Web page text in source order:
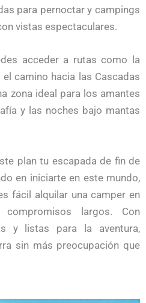
para pernoctar y campings
vistas espectaculares.
acceder a rutas como la
camino hacia las Cascadas
zona ideal para los amantes
y las noches bajo mantas
plan tu escapada de fin de
en iniciarte en este mundo,
fácil alquilar una camper en
largos. Con
y listas para la aventura,
sin más preocupación que